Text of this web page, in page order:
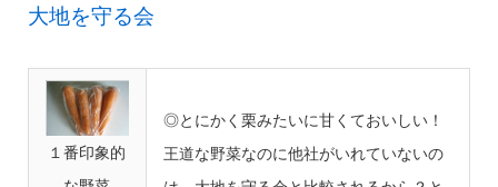
大地を守る会
１番印象的
◎とにかく栗みたいに甘くておいしい！
王道な野菜なのに他社がいれていないの